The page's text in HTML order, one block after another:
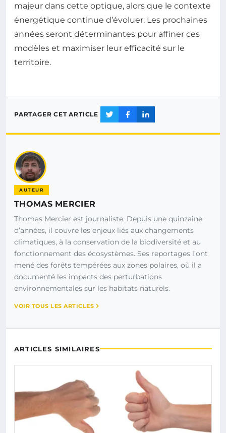
majeur dans cette optique, alors que le contexte
énergétique continue d’évoluer. Les prochaines
années seront déterminantes pour affiner ces
modèles et maximiser leur efficacité sur le
territoire.
PARTAGER CET ARTICLE
AUTEUR
THOMAS MERCIER
Thomas Mercier est journaliste. Depuis une quinzaine
d’années, il couvre les enjeux liés aux changements
climatiques, à la conservation de la biodiversité et au
fonctionnement des écosystèmes. Ses reportages l’ont
mené des forêts tempérées aux zones polaires, où il a
documenté les impacts des perturbations
environnementales sur les habitats naturels.
VOIR TOUS LES ARTICLES
ARTICLES SIMILAIRES